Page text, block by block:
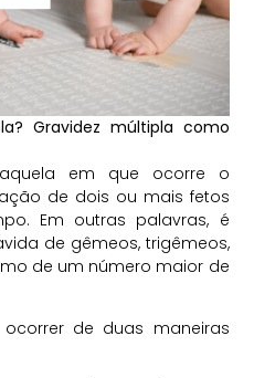
Gravidez múltipla como
em que ocorre o
de dois ou mais fetos
Em outras palavras, é
de gêmeos, trigêmeos,
de um número maior de
de duas maneiras